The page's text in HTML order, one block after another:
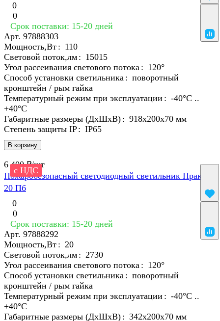
0
0
Срок поставки: 15-20 дней
Арт. 97888303
В корзину
Мощность,Вт : 110
Световой поток,лм : 15015
Угол рассеивания светового потока : 120°
Способ установки светильника : поворотный
кронштейн / рым гайка
Температурный режим при эксплуатации : -40°С ..
+40°C
Габаритные размеры (ДхШхВ) : 918х200х70 мм
Степень защиты IP : IP65
с НДС
6 400 ₽/шт
Пожаробезопасный светодиодный светильник Практик
20 Пб
0
0
Срок поставки: 15-20 дней
Арт. 97888292
Мощность,Вт : 20
Световой поток,лм : 2730
Угол рассеивания светового потока : 120°
Способ установки светильника : поворотный
кронштейн / рым гайка
Температурный режим при эксплуатации : -40°С ..
+40°C
Габаритные размеры (ДхШхВ) : 342х200х70 мм